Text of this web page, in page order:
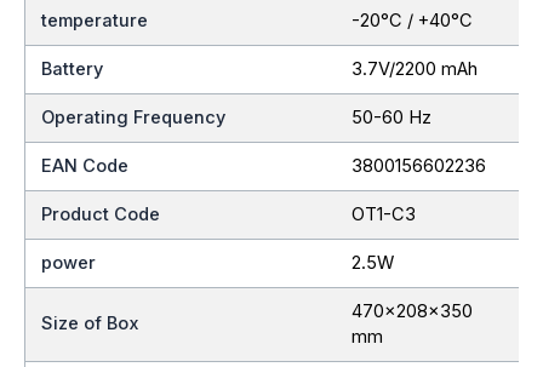
temperature -20°C / +40°C
Battery 3.7V/2200 mAh
Operating Frequency 50-60 Hz
EAN Code 3800156602236
Product Code OT1-C3
power 2.5W
Size of Box
470x208x350
mm